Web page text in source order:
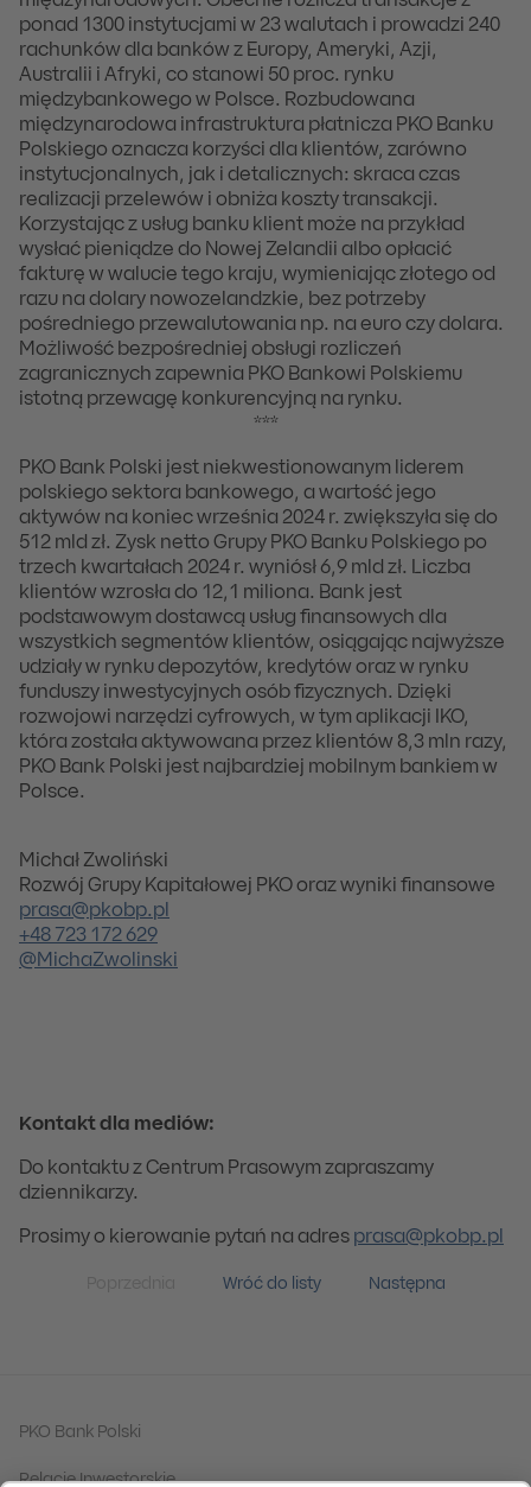
ponad 1300 instytucjami w 23 walutach i prowadzi 240
rachunków dla banków z Europy, Ameryki, Azji,
Australii i Afryki, co stanowi 50 proc. rynku
międzybankowego w Polsce. Rozbudowana
międzynarodowa infrastruktura płatnicza PKO Banku
Polskiego oznacza korzyści dla klientów, zarówno
instytucjonalnych, jak i detalicznych: skraca czas
realizacji przelewów i obniża koszty transakcji.
Korzystając z usług banku klient może na przykład
wysłać pieniądze do Nowej Zelandii albo opłacić
fakturę w walucie tego kraju, wymieniając złotego od
razu na dolary nowozelandzkie, bez potrzeby
pośredniego przewalutowania np. na euro czy dolara.
Możliwość bezpośredniej obsługi rozliczeń
zagranicznych zapewnia PKO Bankowi Polskiemu
istotną przewagę konkurencyjną na rynku.
***
PKO Bank Polski jest niekwestionowanym liderem
polskiego sektora bankowego, a wartość jego
aktywów na koniec września 2024 r. zwiększyła się do
512 mld zł. Zysk netto Grupy PKO Banku Polskiego po
trzech kwartałach 2024 r. wyniósł 6,9 mld zł. Liczba
klientów wzrosła do 12,1 miliona. Bank jest
podstawowym dostawcą usług finansowych dla
wszystkich segmentów klientów, osiągając najwyższe
udziały w rynku depozytów, kredytów oraz w rynku
funduszy inwestycyjnych osób fizycznych. Dzięki
rozwojowi narzędzi cyfrowych, w tym aplikacji IKO,
która została aktywowana przez klientów 8,3 mln razy,
PKO Bank Polski jest najbardziej mobilnym bankiem w
Polsce.
Michał Zwoliński
Rozwój Grupy Kapitałowej PKO oraz wyniki finansowe
prasa@pkobp.pl
+48 723 172 629
@MichaZwolinski
Kontakt dla mediów:
Do kontaktu z Centrum Prasowym zapraszamy
dziennikarzy.
Prosimy o kierowanie pytań na adres prasa@pkobp.pl
Wróć do listy Następna
PKO Bank Polski
Relacje Inwestorskie